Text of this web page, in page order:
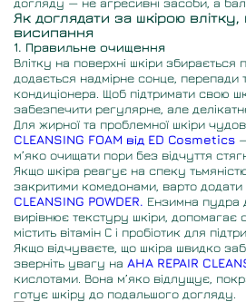
Як доглядати за шкірою
висипання
1. Правильне очищення
Влітку на поверхні шкіри збирається
додається надмірне сонце, перепади
кондиціонера. Щоб підтримати свою
забезпечити регулярне, але
Для жирної та проблемної шкіри
CLEANSING FOAM від ED Cosmetics
м’яко очищати пори без відчуття
Якщо шкіра реагує на спеку
закритими комедонами, варто додати
CLEANSING POWDER. Ензимна пудра
вирівнює текстуру шкіри, допомагає
містить вітамін С і пробіотик для
Якщо відчуваєте, що шкіра швидко
зверніть увагу на AHA REPAIR
кислотами. Вона м’яко відлущує,
готує шкіру до подальшого догляду.